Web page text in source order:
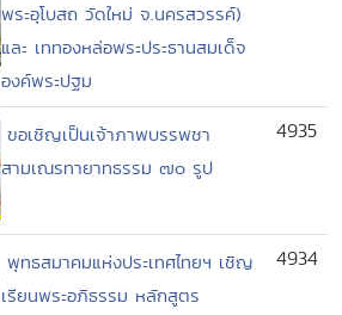
พระอุโบสถ วัดใหม่ จ.นครสวรรค์)
และ เททองหล่อพระประธานสมเด็จ
องค์พระปฐม
ขอเชิญเป็นเจ้าภาพบรรพชา
สามเณรทายาทธรรม ๗๐ รูป
4935
พุทธสมาคมแห่งประเทศไทยฯ เชิญ
เรียนพระอภิธรรม หลักสูตร
4934